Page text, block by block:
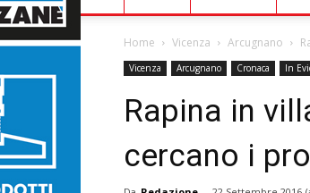
Home Vicenza Arcugnano
Vicenza Arcugnano Cronaca In
Rapina in
cercano i